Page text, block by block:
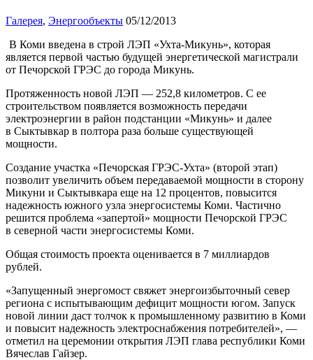
Галерея, Энергообъекты 05/12/2013
В Коми введена в строй ЛЭП «Ухта-Микунь», которая
является первой частью будущей энергетической магистрали
от Печорской ГРЭС до города Микунь.
Протяженность новой ЛЭП — 252,8 километров. С ее
строительством появляется возможность передачи
электроэнергии в район подстанции «Микунь» и далее
в Сыктывкар в полтора раза больше существующей
мощности.
Создание участка «Печорская ГРЭС-Ухта» (второй этап)
позволит увеличить объем передаваемой мощности в сторону
Микуни и Сыктывкара еще на 12 процентов, повысится
надежность южного узла энергосистемы Коми. Частично
решится проблема «запертой» мощности Печорской ГРЭС
в северной части энергосистемы Коми.
Общая стоимость проекта оценивается в 7 миллиардов
рублей.
«Запущенный энергомост свяжет энергоизбыточный север
региона с испытывающим дефицит мощности югом. Запуск
новой линии даст толчок к промышленному развитию в Коми
и повысит надежность электроснабжения потребителей», —
отметил на церемонии открытия ЛЭП глава республики Коми
Вячеслав Гайзер.